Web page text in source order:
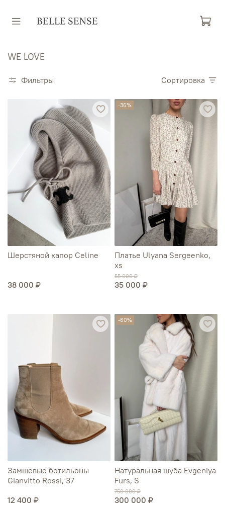
WE LOVE
Фильтры Сортировка
Шерстяной капор Сeline
38 000 ₽
-36%
Платье Ulyana Sergeenko,
xs
55 000 ₽
35 000 ₽
Замшевые ботильоны
Gianvitto Rossi, 37
12 400 ₽
-60%
Натуральная шуба Evgeniya
Furs, S
750 000 ₽
300 000 ₽